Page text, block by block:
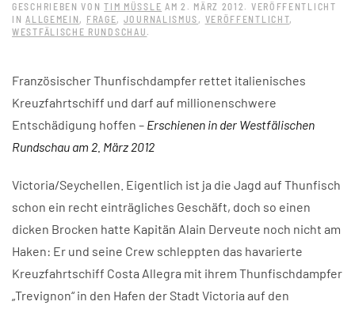
GESCHRIEBEN VONTIM MÜSSLE AM2. MÄRZ 2012 . VERÖFFENTLICHT
INALLGEMEIN , FRAGE, JOURNALISMUS , VERÖFFENTLICHT,
WESTFÄLISCHE RUNDSCHAU .
Französischer Thunfischdampfer rettet italienisches
Kreuzfahrtschiff und darf auf millionenschwere
Entschädigung hoffen – Erschienen in der Westfälischen
Rundschau am 2. März 2012
Victoria/Seychellen. Eigentlich ist ja die Jagd auf Thunfisch
schon ein recht einträgliches Geschäft, doch so einen
dicken Brocken hatte Kapitän Alain Derveute noch nicht am
Haken: Er und seine Crew schleppten das havarierte
Kreuzfahrtschiff Costa Allegra mit ihrem Thunfischdampfer
„Trevignon“ in den Hafen der Stadt Victoria auf den